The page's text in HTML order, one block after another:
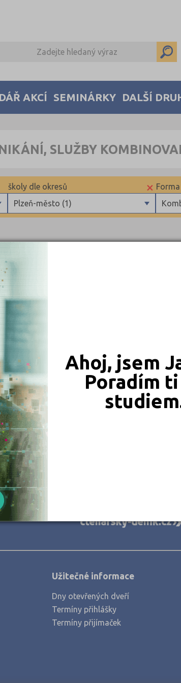
Ahoj, jsem
Poradím ti
AKCÍ SEMINÁRKY DALŠÍ
SLUŽBY
×
Plzeň-město (1)
školy dle okresů
Praha hlavní město (1)
TAM, KDE JSTE VY
Naše projekty
Užitečné informace
Dny otevřených dveří
Termíny přihlášky
Termíny přijímaček